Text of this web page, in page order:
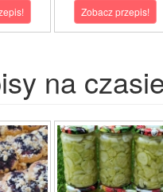
Zobacz przepis!
na